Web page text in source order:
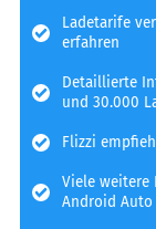
Ladetarife
erfahren
Detaillierte
und 30.000
Flizzi
Viele weitere
Android Auto